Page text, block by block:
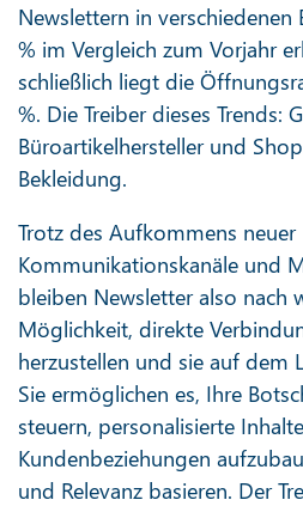
Newslettern in verschiedenen
% im Vergleich zum Vorjahr
schließlich liegt die
%. Die Treiber dieses Trends:
Büroartikelhersteller und
Bekleidung.
Trotz des Aufkommens neuer
Kommunikationskanäle und
bleiben Newsletter also nach
Möglichkeit, direkte
herzustellen und sie auf dem
Sie ermöglichen es, Ihre
steuern, personalisierte
Kundenbeziehungen
und Relevanz basieren. Der